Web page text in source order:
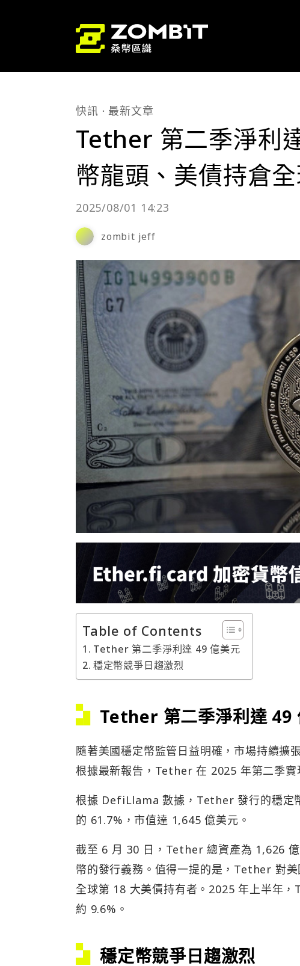
快訊 最新文章
Tether 第二季淨利
幣龍頭、美債持倉
2025/08/01 14:23
zombit jeff
Table of Contents
Tether 第二季淨利達 49 億美元
穩定幣競爭日趨激烈
Tether 第二季淨利達 49
隨著美國穩定幣監管日益明確，市場持續擴
根據最新報告，Tether 在 2025 年第二季
根據 DefiLlama 數據，Tether 發行的穩定
的 61.7%，市值達 1,645 億美元。
截至 6 月 30 日，Tether 總資產為 1,626
幣的發行義務。值得一提的是，Tether 對
全球第 18 大美債持有者。2025 年上半年
約 9.6%。
穩定幣競爭日趨激烈